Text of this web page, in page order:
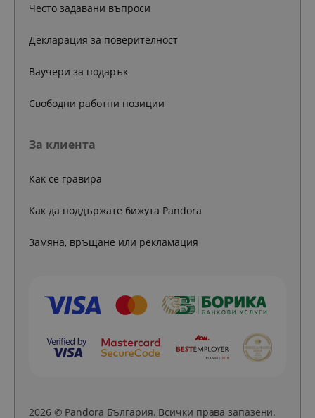
Често задавани въпроси
Декларация за поверителност
Ваучери за подарък
Свободни работни позиции
За клиента
Как се гравира
Как да поддържате бижута Pandora
Замяна, връщане или рекламация
2026 © Pandora България. Всички права запазени.